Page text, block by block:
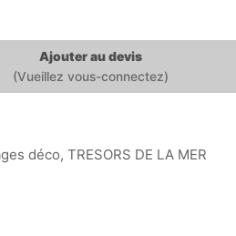
Ajouter au devis
déco,TRESORS DE LA MER